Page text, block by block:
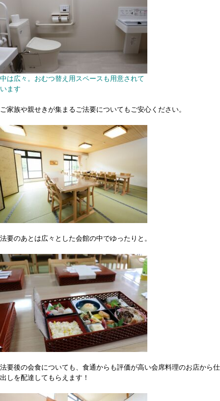
中は広々。おむつ替え用スペースも用意されて
います
ご家族や親せきが集まるご法要についてもご安心ください。
法要のあとは広々とした会館の中でゆったりと。
法要後の会食についても、食通からも評価が高い会席料理のお店から仕
出しを配達してもらえます！